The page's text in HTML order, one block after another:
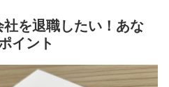
を退職したい！あな
イント